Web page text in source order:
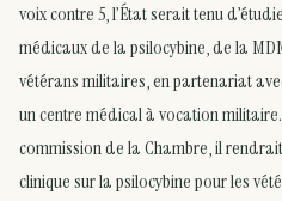
voix contre 5, l’État serait tenu
médicaux de la psilocybine, de la
vétérans militaires, en partenariat
un centre médical à vocation
commission de la Chambre, il
clinique sur la psilocybine pour les